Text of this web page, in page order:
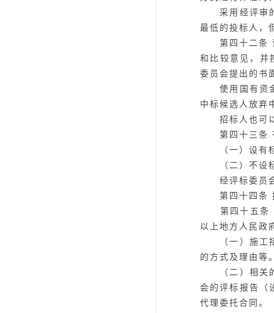
采用经评审的
最低的投标人，
第四十二条
和比较意见，并
委员会提出的书
使用国有资金
中标候选人放弃
招标人也可以
第四十三条
（一）设有标
（二）不设标
经评标委员会
第四十四条
第四十五条
以上地方人民政
（一）施工招
的方式及理由等
（二）相关的
会的评标报告（
代理委托合同。